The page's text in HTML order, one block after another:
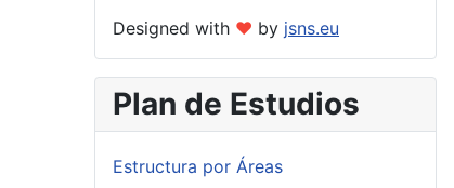
Designed with ❤ by jsns.eu
Plan de Estudios
Estructura por Áreas